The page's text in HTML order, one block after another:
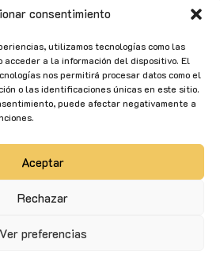
consentimiento
utilizamos tecnologías como las
a la información del dispositivo. El
nos permitirá procesar datos como el
o las identificaciones únicas en este sitio.
puede afectar negativamente a
Aceptar
Rechazar
Ver preferencias
a través de los mismos la
de estos mensajes, en
dispuesto en el Título III, artículo
de Servicios para la
y de Comercio